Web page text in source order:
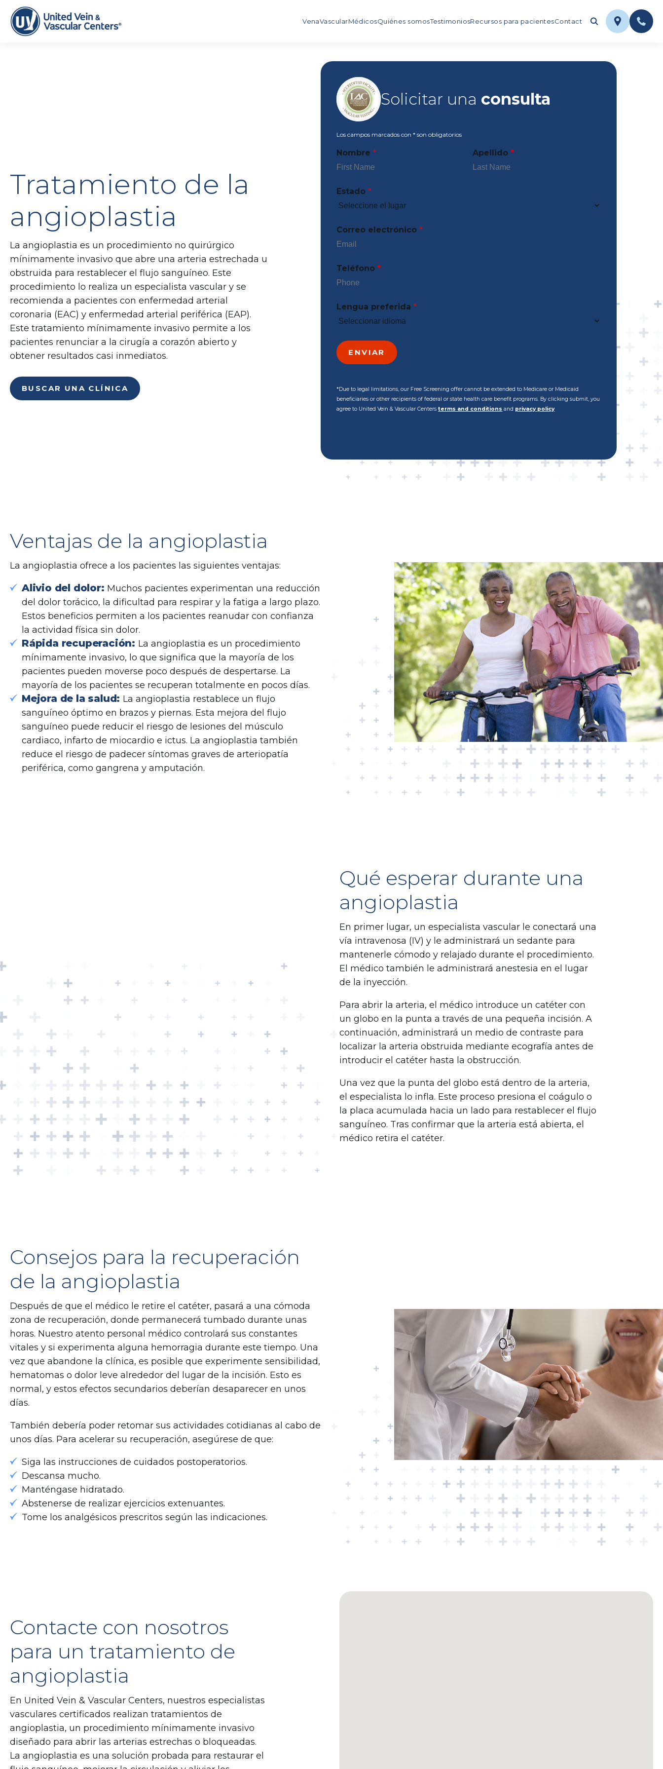
VenaVascularMédicosQuiénes somosTestimoniosRecursos para pacientesContact
Tratamiento de la
angioplastia
La angioplastia es un procedimiento no quirúrgico
mínimamente invasivo que abre una arteria estrechada u
obstruida para restablecer el flujo sanguíneo. Este
procedimiento lo realiza un especialista vascular y se
recomienda a pacientes con enfermedad arterial
coronaria (EAC) y enfermedad arterial periférica (EAP).
Este tratamiento mínimamente invasivo permite a los
pacientes renunciar a la cirugía a corazón abierto y
obtener resultados casi inmediatos.
BUSCAR UNA CLÍNICA
Solicitar una consulta
Los campos marcados con* son obligatorios
Nombre* Apellido*
Estado*
Correo electrónico*
Teléfono*
Lengua preferida*
*Due to legal limitations, our Free Screening offer cannot be extended to Medicare or Medicaid
beneficiaries or other recipients of federal or state health care benefit programs. By clicking submit, you
agree to United Vein & Vascular Centersterms and conditions and privacy policy
Ventajas de la angioplastia
La angioplastia ofrece a los pacientes las siguientes ventajas:
Alivio del dolor: Muchos pacientes experimentan una reducción
del dolor torácico, la dificultad para respirar y la fatiga a largo plazo.
Estos beneficios permiten a los pacientes reanudar con confianza
la actividad física sin dolor.
Rápida recuperación: La angioplastia es un procedimiento
mínimamente invasivo, lo que significa que la mayoría de los
pacientes pueden moverse poco después de despertarse. La
mayoría de los pacientes se recuperan totalmente en pocos días.
Mejora de la salud: La angioplastia restablece un flujo
sanguíneo óptimo en brazos y piernas. Esta mejora del flujo
sanguíneo puede reducir el riesgo de lesiones del músculo
cardiaco, infarto de miocardio e ictus. La angioplastia también
reduce el riesgo de padecer síntomas graves de arteriopatía
periférica, como gangrena y amputación.
Qué esperar durante una
angioplastia
En primer lugar, un especialista vascular le conectará una
vía intravenosa (IV) y le administrará un sedante para
mantenerle cómodo y relajado durante el procedimiento.
El médico también le administrará anestesia en el lugar
de la inyección.
Para abrir la arteria, el médico introduce un catéter con
un globo en la punta a través de una pequeña incisión. A
continuación, administrará un medio de contraste para
localizar la arteria obstruida mediante ecografía antes de
introducir el catéter hasta la obstrucción.
Una vez que la punta del globo está dentro de la arteria,
el especialista lo infla. Este proceso presiona el coágulo o
la placa acumulada hacia un lado para restablecer el flujo
sanguíneo. Tras confirmar que la arteria está abierta, el
médico retira el catéter.
Consejos para la recuperación
de la angioplastia
Después de que el médico le retire el catéter, pasará a una cómoda
zona de recuperación, donde permanecerá tumbado durante unas
horas. Nuestro atento personal médico controlará sus constantes
vitales y si experimenta alguna hemorragia durante este tiempo. Una
vez que abandone la clínica, es posible que experimente sensibilidad,
hematomas o dolor leve alrededor del lugar de la incisión. Esto es
normal, y estos efectos secundarios deberían desaparecer en unos
días.
También debería poder retomar sus actividades cotidianas al cabo de
unos días. Para acelerar su recuperación, asegúrese de que:
Siga las instrucciones de cuidados postoperatorios.
Descansa mucho.
Manténgase hidratado.
Abstenerse de realizar ejercicios extenuantes.
Tome los analgésicos prescritos según las indicaciones.
Contacte con nosotros
para un tratamiento de
angioplastia
En United Vein & Vascular Centers, nuestros especialistas
vasculares certificados realizan tratamientos de
angioplastia, un procedimiento mínimamente invasivo
diseñado para abrir las arterias estrechas o bloqueadas.
La angioplastia es una solución probada para restaurar el